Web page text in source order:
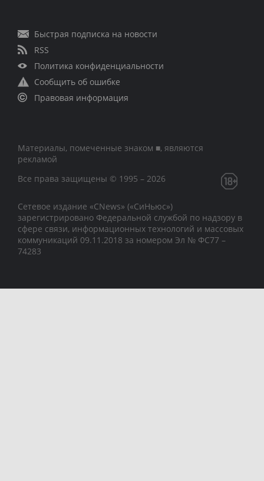
Быстрая подписка на новости
RSS
Политика конфиденциальности
Сообщить об ошибке
Правовая информация
Материалы, помеченные знаком ■, являются
рекламой
Все права защищены © 1995 – 2026
Сетевое издание «CNews» («СиНьюс»)
зарегистрировано Федеральной службой по надзору в
сфере связи, информационных технологий и массовых
коммуникаций 09.11.2018 за номером Эл № ФС77 –
74283